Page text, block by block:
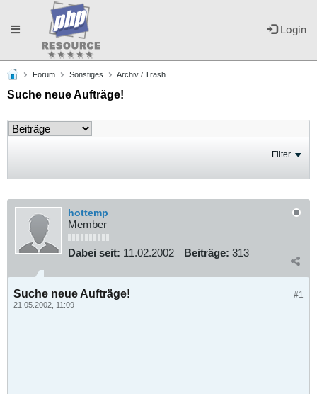
Login
Toggle
navigation
Forum Sonstiges Archiv / Trash
Suche neue Aufträge!
Filter
hottemp
Member
Dabei seit: 11.02.2002 Beiträge: 313
#1
Suche neue Aufträge!
21.05.2002, 11:09